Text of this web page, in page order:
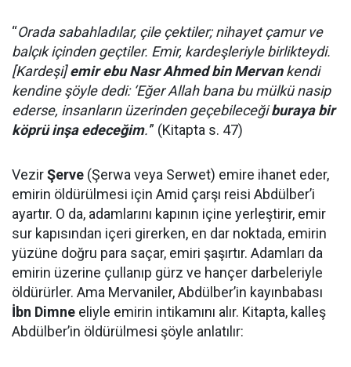
“Orada sabahladılar, çile çektiler; nihayet çamur ve
balçık içinden geçtiler. Emir, kardeşleriyle birlikteydi.
[Kardeşi]emir ebu Nasr Ahmed bin Mervankendi
kendine şöyle dedi: ‘Eğer Allah bana bu mülkü nasip
ederse, insanların üzerinden geçebileceğiburaya bir
köprü inşa edeceğim.'” (Kitapta s. 47)
VezirŞerve (Şerwa veya Serwet) emire ihanet eder,
emirin öldürülmesi için Amid çarşı reisi Abdülber’i
ayartır. O da, adamlarını kapının içine yerleştirir, emir
sur kapısından içeri girerken, en dar noktada, emirin
yüzüne doğru para saçar, emiri şaşırtır. Adamları da
emirin üzerine çullanıp gürz ve hançer darbeleriyle
öldürürler. Ama Mervaniler, Abdülber’in kayınbabası
İbn Dimne eliyle emirin intikamını alır. Kitapta, kalleş
Abdülber’in öldürülmesi şöyle anlatılır: